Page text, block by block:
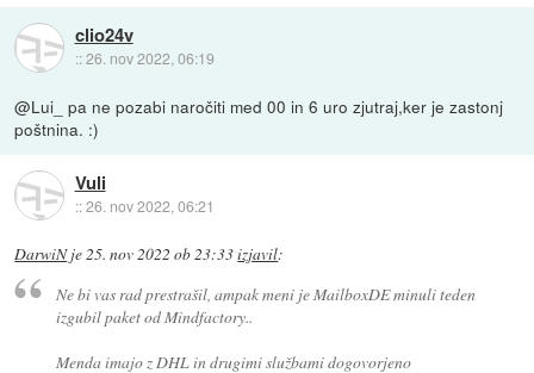
clio24v
::26. nov 2022, 06:19
@Lui_ pa ne pozabi naročiti med 00 in 6 uro zjutraj,ker je zastonj
poštnina. :)
Vuli
::26. nov 2022, 06:21
DarwiNje25. nov 2022 ob 23:33izjavil:
Ne bi vas rad prestrašil, ampak meni je MailboxDE minuli teden
izgubil paket od Mindfactory..
Menda imajo z DHL in drugimi službami dogovorjeno